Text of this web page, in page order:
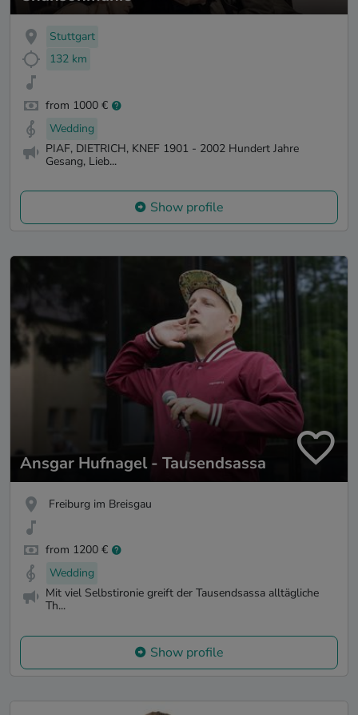
Stuttgart
132 km
from 1000 €
Wedding
PIAF, DIETRICH, KNEF 1901 - 2002 ​Hundert Jahre
Gesang, Lieb...
Show profile
Ansgar Hufnagel - Tausendsassa
Freiburg im Breisgau
from 1200 €
Wedding
Mit viel Selbstironie greift der Tausendsassa alltägliche
Th...
Show profile